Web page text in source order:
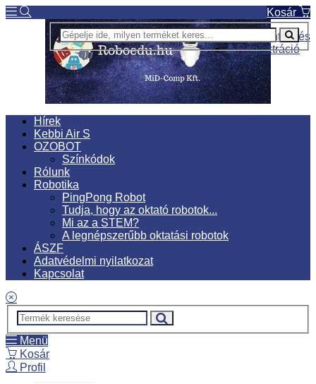
Kosár
Bejelentkezés
Regisztráció
Hírek
Kebbi Air S
OZOBOT
Színkódok
Rólunk
Robotika
PingPong Robot
Tudja, hogy az oktató robotok...
Mi az a STEM?
A legnépszerűbb oktatási robotok
ÁSZF
Adatvédelmi nyilatkozat
Kapcsolat
Menü
Kosár
Profil